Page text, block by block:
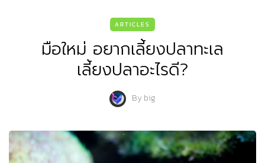
ARTICLES
มือใหม่ อยากเลี้ยงปลาทะเล
เลี้ยงปลาอะไรดี?
Bybig